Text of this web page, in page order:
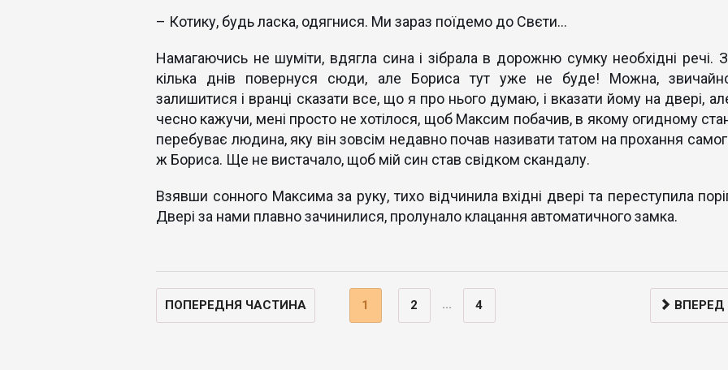
– Котику, будь ласка, одягнися. Ми зараз поїдемо до Свєти...
Намагаючись не шуміти, вдягла сина і зібрала в дорожню сумку необхідні речі.
кілька днів повернуся сюди, але Бориса тут уже не буде! Можна,
залишитися і вранці сказати все, що я про нього думаю, і вказати йому на двері,
чесно кажучи, мені просто не хотілося, щоб Максим побачив, в якому огидному
перебуває людина, яку він зовсім недавно почав називати татом на прохання
ж Бориса. Ще не вистачало, щоб мій син став свідком скандалу.
Взявши сонного Максима за руку, тихо відчинила вхідні двері та переступила
Двері за нами плавно зачинилися, пролунало клацання автоматичного замка.
ПОПЕРЕДНЯ ЧАСТИНА 1 2 ... 4 ВПЕРЕД